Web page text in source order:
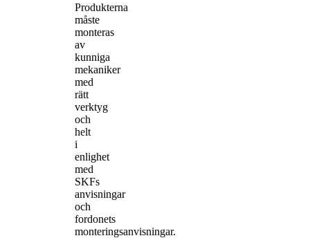
Produkterna
måste
monteras
av
kunniga
mekaniker
med
rätt
verktyg
och
helt
i
enlighet
med
SKFs
anvisningar
och
fordonets
monteringsanvisningar.